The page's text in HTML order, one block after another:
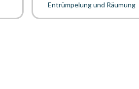
Entrümpelung und Räumung